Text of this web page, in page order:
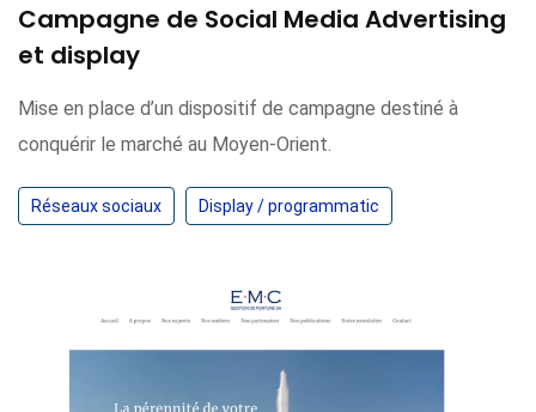
Campagne de Social Media Advertising
et display
Mise en place d’un dispositif de campagne destiné à
conquérir le marché au Moyen-Orient.
Réseaux sociaux Display / programmatic